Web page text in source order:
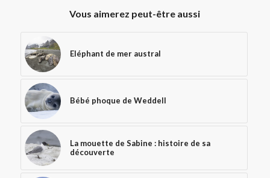
Vous aimerez peut-être aussi
Eléphant de mer austral
Bébé phoque de Weddell
La mouette de Sabine : histoire de sa
découverte